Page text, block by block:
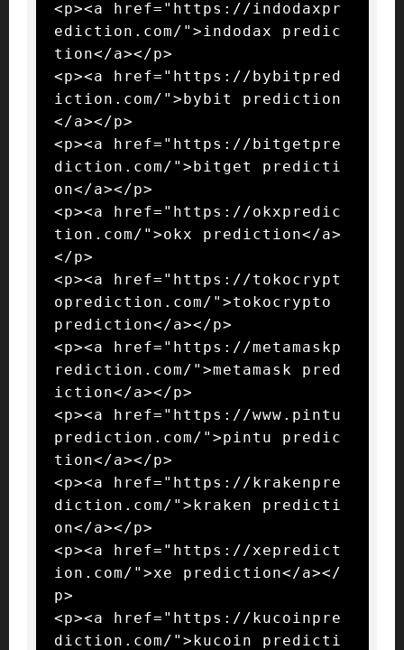
<p><a href="https://indodaxpr
ediction.com/">indodax predic
tion</a></p>
<p><a href="https://bybitpred
iction.com/">bybit prediction
</a></p>
<p><a href="https://bitgetpre
diction.com/">bitget predicti
on</a></p>
<p><a href="https://okxpredic
tion.com/">okx prediction</a>
</p>
<p><a href="https://tokocrypt
oprediction.com/">tokocrypto
prediction</a></p>
<p><a href="https://metamaskp
rediction.com/">metamask pred
iction</a></p>
<p><a href="https://www.pintu
prediction.com/">pintu predic
tion</a></p>
<p><a href="https://krakenpre
diction.com/">kraken predicti
on</a></p>
<p><a href="https://xepredict
ion.com/">xe prediction</a></
p>
<p><a href="https://kucoinpre
diction.com/">kucoin predicti